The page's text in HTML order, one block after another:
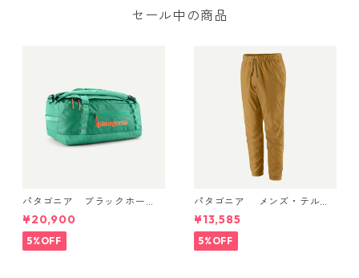
セール中の商品
パタゴニア ブラックホー
ル・ダッフル 40L Aqua Ston
e 49339 日本正規品
¥20,900
5%OFF
パタゴニア メンズ・テルボ
ンヌ・ジョガーズ (カラー Bo
bcat Brown) Patagonia Me
n's Terrebonne Trail Jogger
s 日本正規品 製品番号 2454
¥13,585
5%OFF